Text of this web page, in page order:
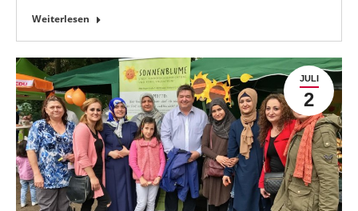
Weiterlesen
JULI
2